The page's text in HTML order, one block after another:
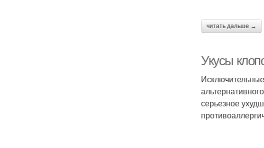
читать дальше →
Укусы
серьезное